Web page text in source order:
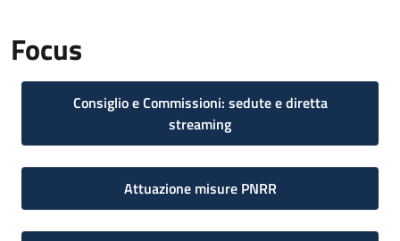
Focus
Consiglio e Commissioni: sedute e diretta
streaming
Attuazione misure PNRR